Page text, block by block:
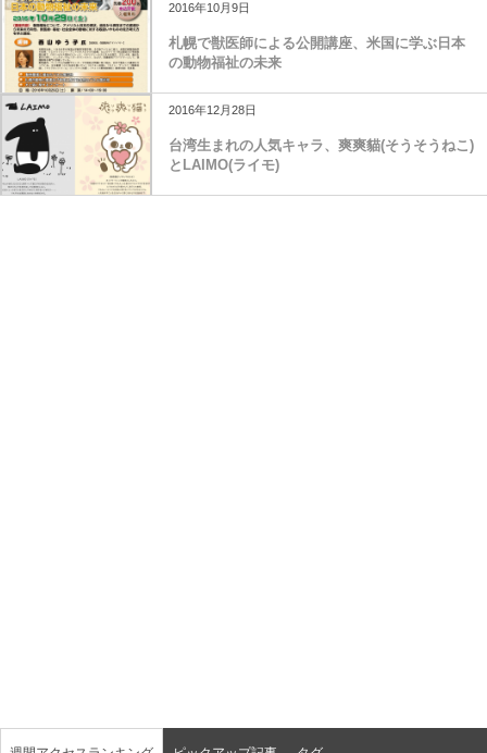
2016年10月9日
札幌で獣医師による公開講座、米国に学ぶ日本
の動物福祉の未来
2016年12月28日
台湾生まれの人気キャラ、爽爽貓(そうそうねこ)
とLAIMO(ライモ)